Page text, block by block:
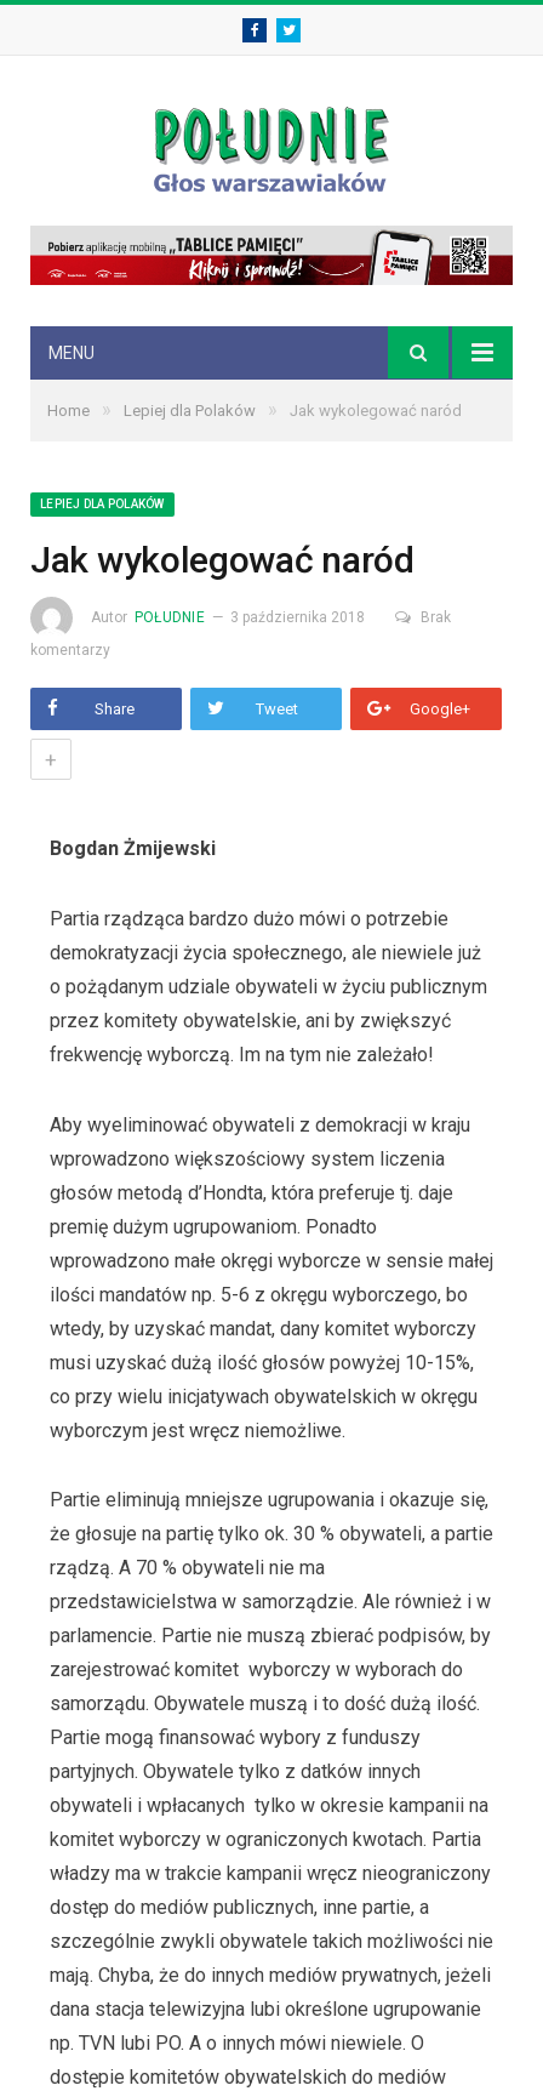
FacebookTwitter
MENU
Home » Lepiej dla Polaków » Jak wykolegować naród
LEPIEJ DLA POLAKÓW
Jak wykolegować naród
Autor POŁUDNIE 3 października 2018
Brak
komentarzy
Share Tweet Google+
+
Bogdan Żmijewski
Partia rządząca bardzo dużo mówi o potrzebie
demokratyzacji życia społecznego, ale niewiele już
o pożądanym udziale obywateli w życiu publicznym
przez komitety obywatelskie, ani by zwiększyć
frekwencję wyborczą. Im na tym nie zależało!
Aby wyeliminować obywateli z demokracji w kraju
wprowadzono większościowy system liczenia
głosów metodą d’Hondta, która preferuje tj. daje
premię dużym ugrupowaniom. Ponadto
wprowadzono małe okręgi wyborcze w sensie małej
ilości mandatów np. 5-6 z okręgu wyborczego, bo
wtedy, by uzyskać mandat, dany komitet wyborczy
musi uzyskać dużą ilość głosów powyżej 10-15%,
co przy wielu inicjatywach obywatelskich w okręgu
wyborczym jest wręcz niemożliwe.
Partie eliminują mniejsze ugrupowania i okazuje się,
że głosuje na partię tylko ok. 30 % obywateli, a partie
rządzą. A 70 % obywateli nie ma
przedstawicielstwa w samorządzie. Ale również i w
parlamencie. Partie nie muszą zbierać podpisów, by
zarejestrować komitet wyborczy w wyborach do
samorządu. Obywatele muszą i to dość dużą ilość.
Partie mogą finansować wybory z funduszy
partyjnych. Obywatele tylko z datków innych
obywateli i wpłacanych tylko w okresie kampanii na
komitet wyborczy w ograniczonych kwotach. Partia
władzy ma w trakcie kampanii wręcz nieograniczony
dostęp do mediów publicznych, inne partie, a
szczególnie zwykli obywatele takich możliwości nie
mają. Chyba, że do innych mediów prywatnych, jeżeli
dana stacja telewizyjna lubi określone ugrupowanie
np. TVN lubi PO. A o innych mówi niewiele. O
dostępie komitetów obywatelskich do mediów